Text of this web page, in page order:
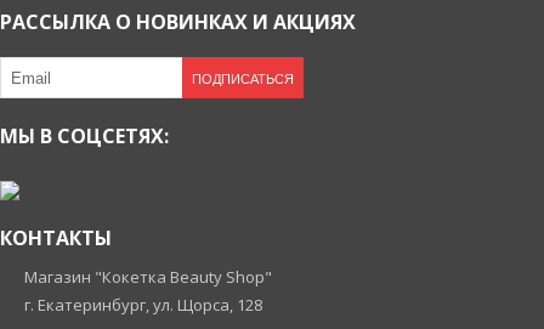
РАССЫЛКА О НОВИНКАХ И АКЦИЯХ
ПОДПИСАТЬСЯ
МЫ В СОЦСЕТЯХ:
КОНТАКТЫ
Магазин "Кокетка Beauty Shop"
г. Екатеринбург, ул. Щорса, 128